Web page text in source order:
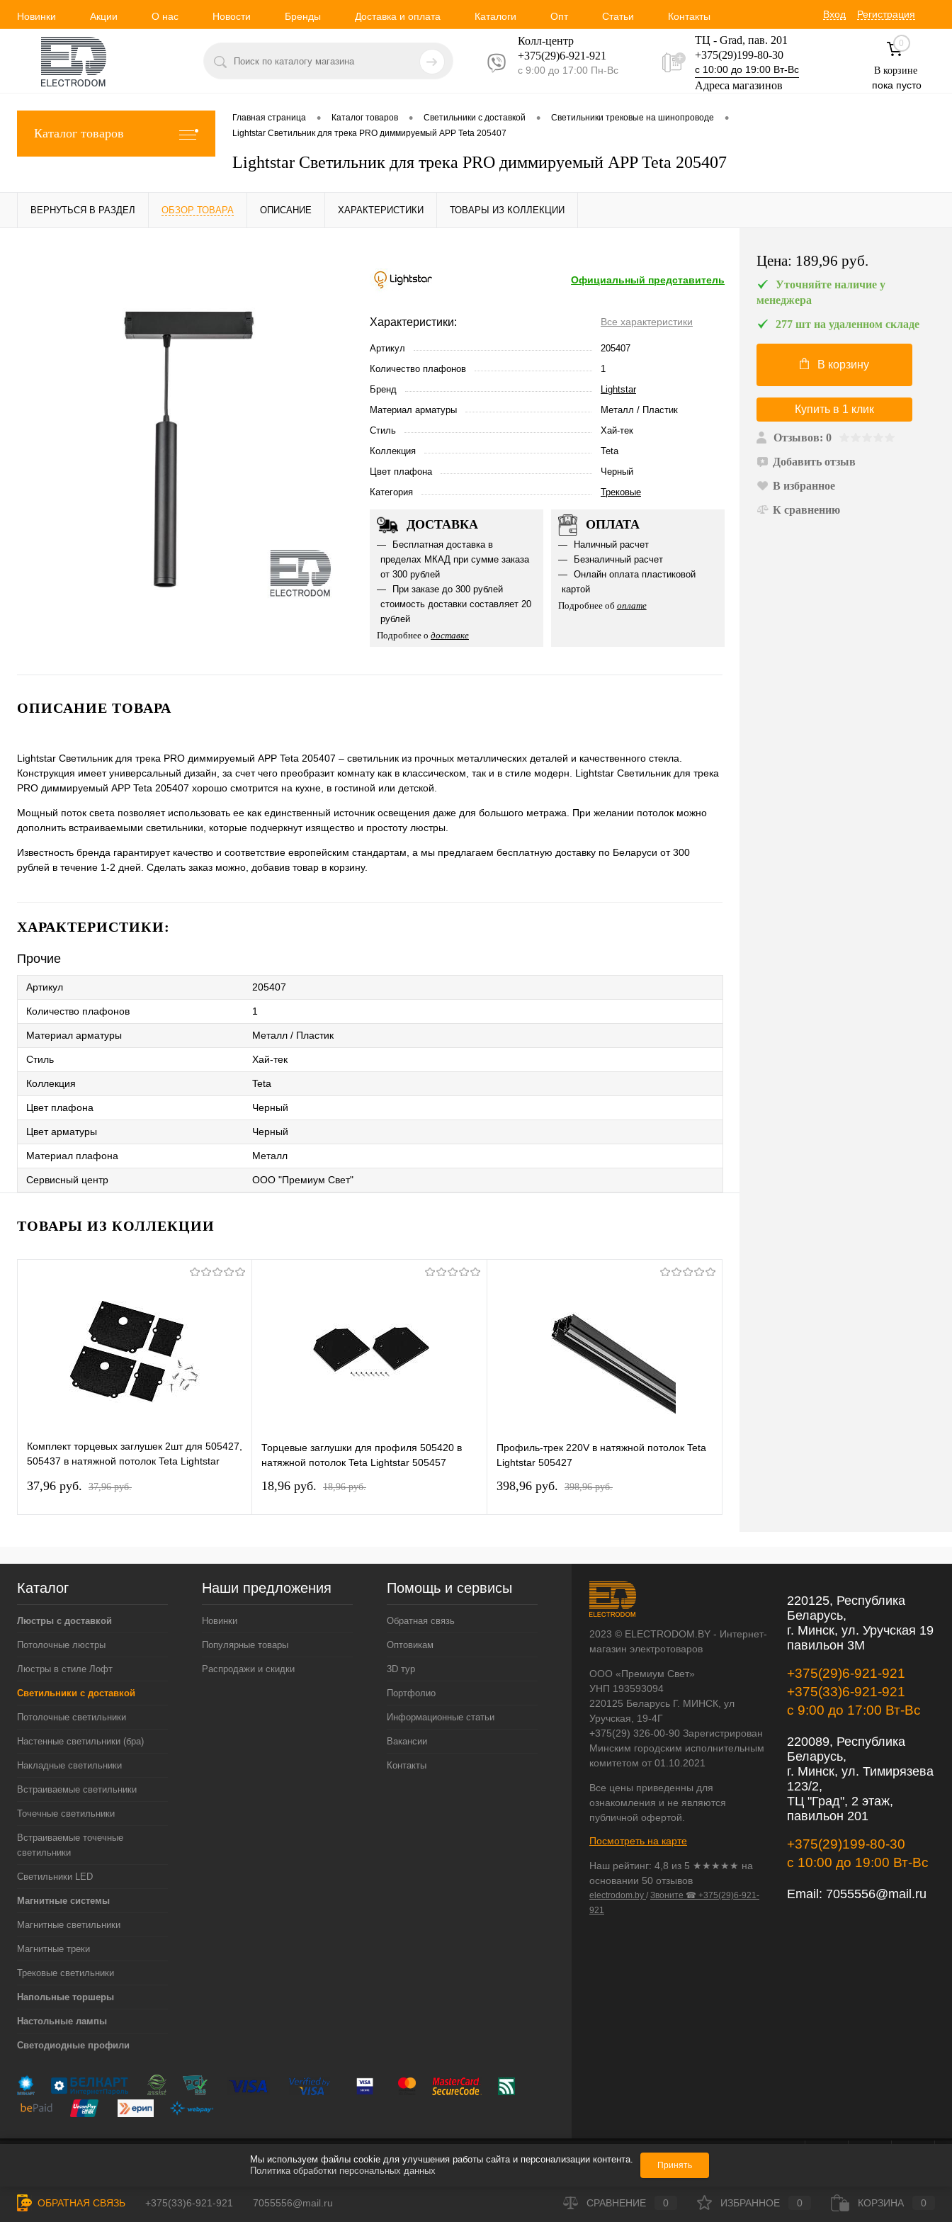
Новинки Акции О нас Новости Бренды Доставка и оплата Каталоги Опт Статьи Контакты Вход Регистрация
Колл-центр
+375(29)6-921-921
с 9:00 до 17:00 Пн-Вс
ТЦ - Grad, пав. 201
+375(29)199-80-30
с 10:00 до 19:00 Вт-Вс
Адреса магазинов
+375(29)354-30-60
0
В корзине
пока пусто
Каталог товаров
Главная страница • Каталог товаров • Светильники с доставкой • Светильники трековые на шинопроводе •
Lightstar Светильник для трека PRO диммируемый APP Teta 205407
Lightstar Светильник для трека PRO диммируемый APP Teta 205407
ВЕРНУТЬСЯ В РАЗДЕЛ ОБЗОР ТОВАРА ОПИСАНИЕ ХАРАКТЕРИСТИКИ ТОВАРЫ ИЗ КОЛЛЕКЦИИ
Официальный представитель
Характеристики: Все характеристики
Артикул
205407
Количество плафонов
1
Бренд
Lightstar
Материал арматуры
Металл / Пластик
Стиль
Хай-тек
Коллекция
Teta
Цвет плафона
Черный
Категория
Трековые
ДОСТАВКА
Бесплатная доставка в
пределах МКАД при сумме заказа
от 300 рублей
При заказе до 300 рублей
стоимость доставки составляет 20
рублей
Подробнее о доставке
ОПЛАТА
Наличный расчет
Безналичный расчет
Онлайн оплата пластиковой
картой
Подробнее об оплате
ОПИСАНИЕ ТОВАРА
Lightstar Светильник для трека PRO диммируемый APP Teta 205407 – светильник из прочных металлических деталей и качественного стекла.
Конструкция имеет универсальный дизайн, за счет чего преобразит комнату как в классическом, так и в стиле модерн. Lightstar Светильник для трека
PRO диммируемый APP Teta 205407 хорошо смотрится на кухне, в гостиной или детской.
Мощный поток света позволяет использовать ее как единственный источник освещения даже для большого метража. При желании потолок можно
дополнить встраиваемыми светильники, которые подчеркнут изящество и простоту люстры.
Известность бренда гарантирует качество и соответствие европейским стандартам, а мы предлагаем бесплатную доставку по Беларуси от 300
рублей в течение 1-2 дней. Сделать заказ можно, добавив товар в корзину.
ХАРАКТЕРИСТИКИ:
Прочие
Артикул 205407
Количество плафонов 1
Материал арматуры Металл / Пластик
Стиль Хай-тек
Коллекция Teta
Цвет плафона Черный
Цвет арматуры Черный
Материал плафона Металл
Сервисный центр ООО "Премиум Свет"
ТОВАРЫ ИЗ КОЛЛЕКЦИИ
Комплект торцевых заглушек 2шт для 505427,
505437 в натяжной потолок Teta Lightstar
37,96 pуб. 37,96 pуб.
Торцевые заглушки для профиля 505420 в
натяжной потолок Teta Lightstar 505457
18,96 pуб. 18,96 pуб.
Профиль-трек 220V в натяжной потолок Teta
Lightstar 505427
398,96 pуб. 398,96 pуб.
Цена: 189,96 pуб.
Уточняйте наличие у
менеджера
277 шт на удаленном складе
В корзину
Купить в 1 клик
Отзывов: 0
Добавить отзыв
В избранное
К сравнению
Каталог
Люстры с доставкой
Потолочные люстры
Люстры в стиле Лофт
Светильники с доставкой
Потолочные светильники
Настенные светильники (бра)
Накладные светильники
Встраиваемые светильники
Точечные светильники
Встраиваемые точечные
светильники
Светильники LED
Магнитные системы
Магнитные светильники
Магнитные треки
Трековые светильники
Напольные торшеры
Настольные лампы
Светодиодные профили
Наши предложения
Новинки
Популярные товары
Распродажи и скидки
Помощь и сервисы
Обратная связь
Оптовикам
3D тур
Портфолио
Информационные статьи
Вакансии
Контакты
2023 © ELECTRODOM.BY - Интернет-
магазин электротоваров
ООО «Премиум Свет»
УНП 193593094
220125 Беларусь Г. МИНСК, ул
Уручская, 19-4Г
+375(29) 326-00-90 Зарегистрирован
Минским городским исполнительным
комитетом от 01.10.2021
Все цены приведенны для
ознакомления и не являются
публичной офертой.
Посмотреть на карте
Наш рейтинг: 4,8 из 5 ★★★★★ на
основании 50 отзывов
electrodom.by / Звоните ☎ +375(29)6-921-
921
220125, Республика
Беларусь,
г. Минск, ул. Уручская 19
павильон 3М
+375(29)6-921-921
+375(33)6-921-921
с 9:00 до 17:00 Вт-Вс
220089, Республика
Беларусь,
г. Минск, ул. Тимирязева
123/2,
ТЦ "Град", 2 этаж,
павильон 201
+375(29)199-80-30
с 10:00 до 19:00 Вт-Вс
Email: 7055556@mail.ru
ОБРАТНАЯ СВЯЗЬ +375(33)6-921-921 7055556@mail.ru СРАВНЕНИЕ 0 ИЗБРАННОЕ 0 КОРЗИНА 0
Мы используем файлы cookie для улучшения работы сайта и персонализации контента.
Политика обработки персональных данных
Принять